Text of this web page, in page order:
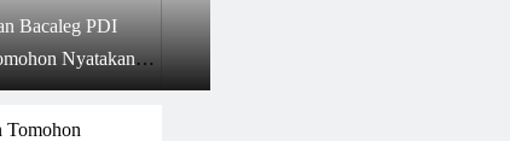
Bacaleg PDI
Nyatakan
Tomohon